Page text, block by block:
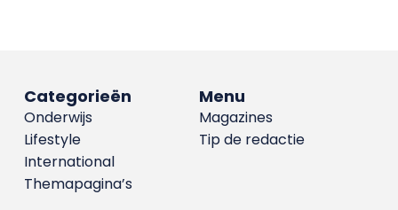
Menu
Magazines
Tip de redactie
Categorieën
Onderwijs
Lifestyle
International
Themapagina’s